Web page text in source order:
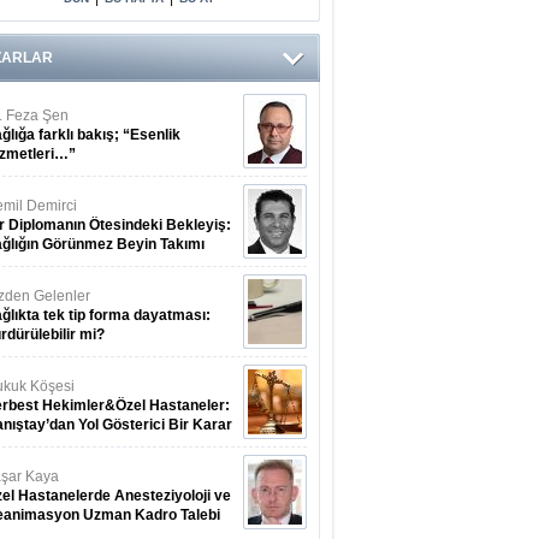
Tedavisi Aldı
Feza Şen
farklı bakış; “Esenlik
Demirci
Diplomanın Ötesindeki Bekleyiş:
Görünmez Beyin Takımı
Gelenler
tek tip forma dayatması:
mi?
Köşesi
Hekimler&Özel Hastaneler:
Yol Gösterici Bir Karar
Kaya
Hastanelerde Anesteziyoloji ve
Uzman Kadro Talebi